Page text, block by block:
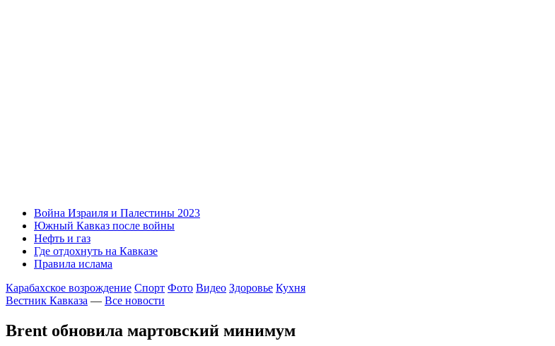
Война Израиля и Палестины 2023
Южный Кавказ после войны
Нефть и газ
Где отдохнуть на Кавказе
Правила ислама
Карабахское возрождение Спорт Фото Видео Здоровье Кухня
Вестник Кавказа — Все новости
Brent обновила мартовский минимум